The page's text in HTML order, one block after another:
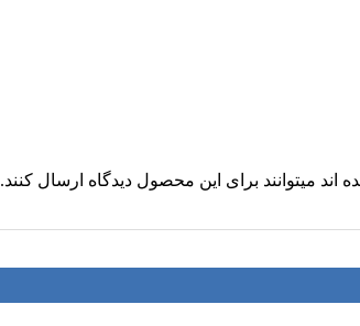
میتوانند برای این محصول دیدگاه ارسال کنند.